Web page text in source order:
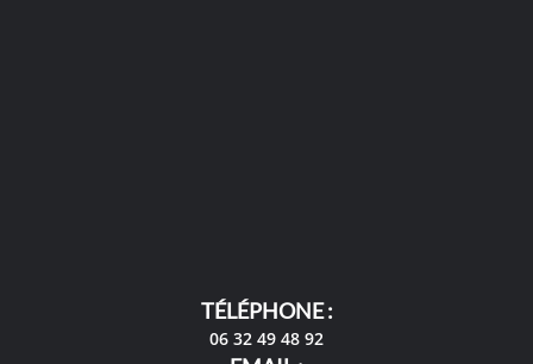
TÉLÉPHONE :
06 32 49 48 92